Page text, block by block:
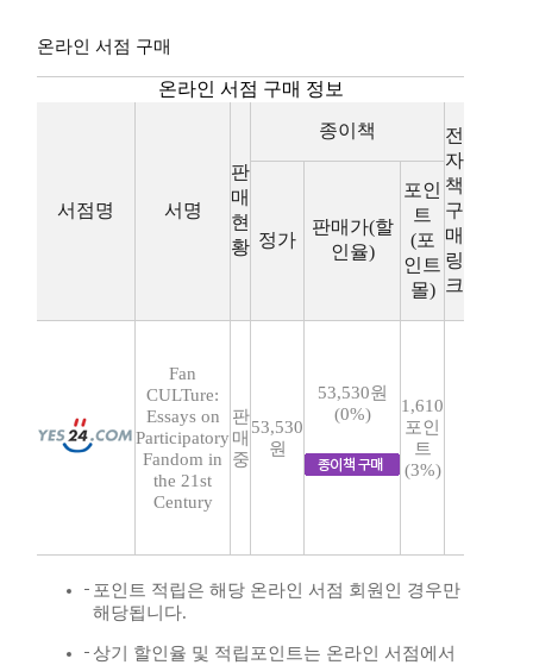
온라인 서점 구매
온라인 서점 구매 정보
서점명 서명
판
매
현
황
종이책
전
자
책
구
매
링
크
정가
판매가(할
인율)
포인
트
(포
인트
몰)
Fan
CULTure:
Essays on
Participatory
Fandom in
the 21st
Century
판
매
중
53,530
원
53,530원
(0%)
1,610
포인
트
(3%)
포인트 적립은 해당 온라인 서점 회원인 경우만
해당됩니다.
상기 할인율 및 적립포인트는 온라인 서점에서